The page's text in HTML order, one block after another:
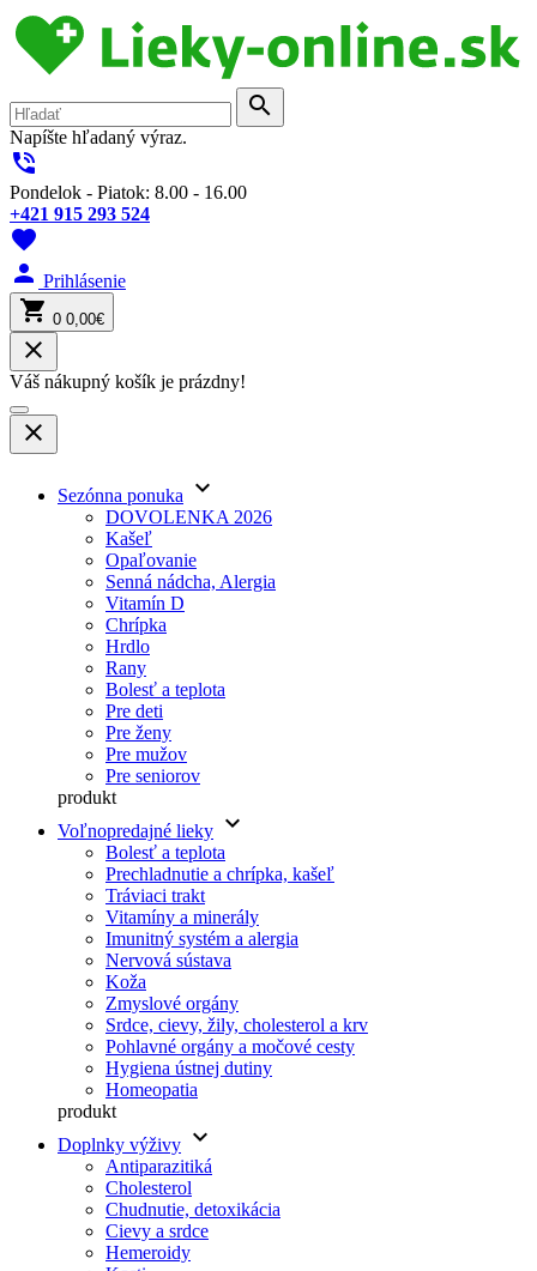
search
Napíšte hľadaný výraz.
phone_in_talk
Pondelok - Piatok: 8.00 - 16.00
+421 915 293 524
favorite
person Prihlásenie
shopping_cart 0 0,00€
close
Váš nákupný košík je prázdny!
close
Sezónna ponuka keyboard_arrow_down
DOVOLENKA 2026
Kašeľ
Opaľovanie
Senná nádcha, Alergia
Vitamín D
Chrípka
Hrdlo
Rany
Bolesť a teplota
Pre deti
Pre ženy
Pre mužov
Pre seniorov
produkt
Voľnopredajné lieky keyboard_arrow_down
Bolesť a teplota
Prechladnutie a chrípka, kašeľ
Tráviaci trakt
Vitamíny a minerály
Imunitný systém a alergia
Nervová sústava
Koža
Zmyslové orgány
Srdce, cievy, žily, cholesterol a krv
Pohlavné orgány a močové cesty
Hygiena ústnej dutiny
Homeopatia
produkt
Doplnky výživy keyboard_arrow_down
Antiparazitiká
Cholesterol
Chudnutie, detoxikácia
Cievy a srdce
Hemeroidy